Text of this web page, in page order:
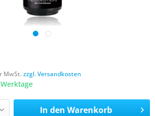
MwSt.zzgl. Versandkosten
In den Warenkorb